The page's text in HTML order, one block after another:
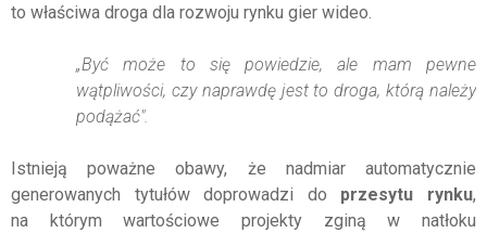
to właściwa droga dla rozwoju rynku gier wideo.
„Być może to się powiedzie, ale mam pewne
wątpliwości, czy naprawdę jest to droga, którą należy
podążać".
Istnieją poważne obawy, że nadmiar automatycznie
generowanych tytułów doprowadzi do przesytu rynku,
na którym wartościowe projekty zginą w natłoku